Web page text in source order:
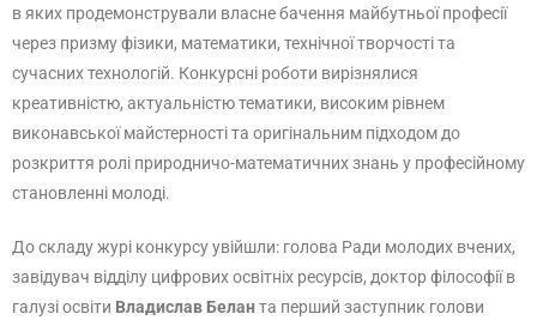
в яких продемонстрували власне бачення майбутньої професії
через призму фізики, математики, технічної творчості та
сучасних технологій. Конкурсні роботи вирізнялися
креативністю, актуальністю тематики, високим рівнем
виконавської майстерності та оригінальним підходом до
розкриття ролі природничо-математичних знань у професійному
становленні молоді.
До складу журі конкурсу увійшли: голова Ради молодих вчених,
завідувач відділу цифрових освітніх ресурсів, доктор філософії в
галузі освіти Владислав Белан та перший заступник голови